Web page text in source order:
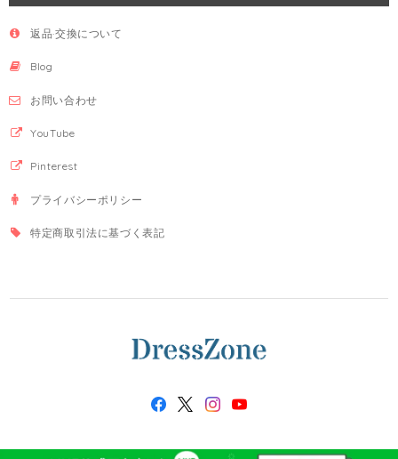
返品·交換について
Blog
お問い合わせ
YouTube
Pinterest
プライバシーポリシー
特定商取引法に基づく表記